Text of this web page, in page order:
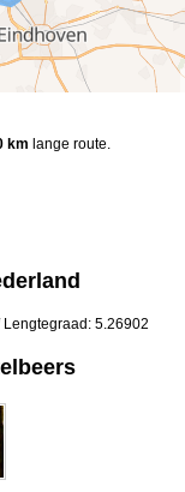
km lange route.
5.26902